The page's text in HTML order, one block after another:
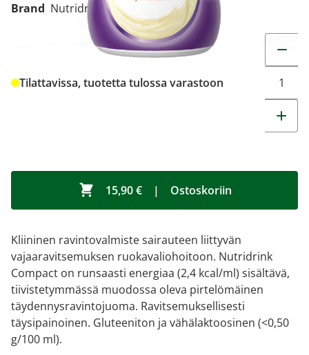
Brand Nutridrink
Tilattavissa, tuotetta tulossa varastoon
15,90 € | Ostoskoriin
Kliininen ravintovalmiste sairauteen liittyvän
vajaaravitsemuksen ruokavaliohoitoon. Nutridrink
Compact on runsaasti energiaa (2,4 kcal/ml) sisältävä,
tiivistetymmässä muodossa oleva pirtelömäinen
täydennysravintojuoma. Ravitsemuksellisesti
täysipainoinen. Gluteeniton ja vähälaktoosinen (<0,50
g/100 ml).